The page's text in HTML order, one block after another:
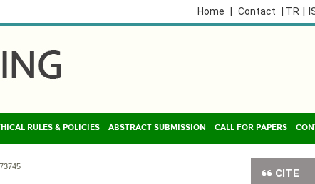
|
| TR
Contact
Home
RULES & POLICIES ABSTRACT SUBMISSION CALL FOR PAPERS
CITE